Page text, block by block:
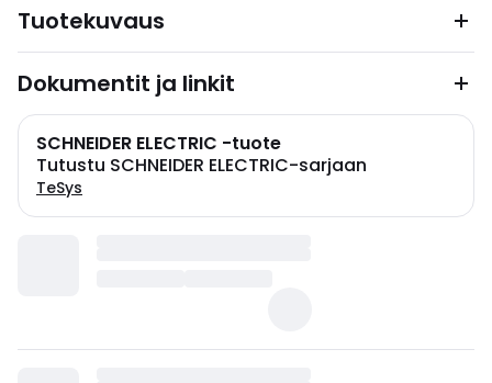
Tuotekuvaus
Dokumentit ja linkit
SCHNEIDER ELECTRIC -tuote
Tutustu SCHNEIDER ELECTRIC-sarjaan
TeSys